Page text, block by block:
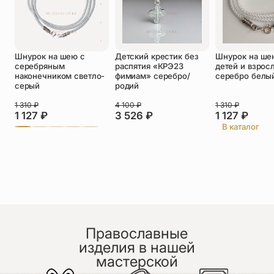
Подтверждаю свое согласие с
политикой конфиденциальности
согласие на обработку персональных
Алина
Белый крестик с самой красивой верёвочкой -
однозначно выбор пал на выписку с роддома
именно на этот подарок. Нежный, красивый и
необычный эмалевый. Красота. Советую от души.
Ещё и подарочная упаковка. Спасибо большое
Шнурок на шею с
серебряным
наконечником светло-
серый
1 127 ₽
1 310₽
Детский крестик без
распятия «КРЭ23
фимиам» серебро/
родий
3 526 ₽
4 100₽
Шнурок на
детей и
серебро
1 127 ₽
1 310₽
В каталог
Православные
изделия в нашей
мастерской